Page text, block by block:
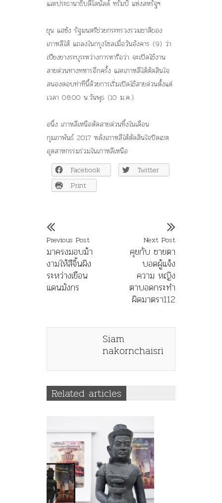
และประธานาธิบดีโดนัลด์ ทรัมป์ แห่งสหรัฐฯ
ชุน แฮซัง รัฐมนตรีช่วยกระทรวงรวมชาติของ
เกาหลีใต้ แถลงในกรุงโซลเมื่อวันอังคาร (9) ว่า
เปียงยางระบุระหว่างการหารือว่า จะเปิดใช้งาน
สายด่วนทางทหารอีกครั้ง และเกาหลีใต้ตัดสินใจ
สนองตอบท่าทีนี้ด้วยการเริ่มเปิดใช้สายด่วนตั้งแต่
เวลา 08.00 น.วันพุธ (10 ม.ค.)
อนึ่ง เกาหลีเหนือตัดสายด่วนทิ้งในเดือน
กุมภาพันธ์ 2017 หลังเกาหลีใต้ตัดสินใจปิดเขต
อุตสาหกรรมร่วมในเกาหลีเหนือ
Facebook
Twitter
Print
Previous Post
มาครงมอบม้า
งามให้สีจิ้นผิง
ระหว่างเยือน
แดนมังกร
Next Post
คุยกับ ชายตา
บอดผู้แจ้ง
ความ หญิง
ตาบอดกระทำ
ผิดมาตรา112
Siam
nakornchaisri
Related articles